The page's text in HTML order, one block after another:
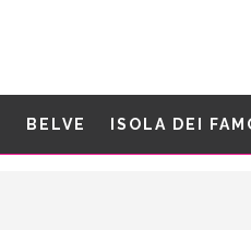
BELVE ISOLA DEI